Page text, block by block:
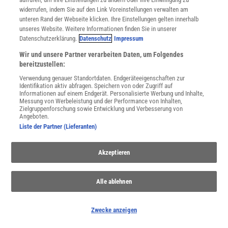
Wenn Sie inhaltliche Anmerkungen zu diesem Artikel haben,
können Sie die Redaktionper E-Mailinformieren. Wir lesen Ihre
Zuschrift, bitten jedoch um Verständnis, dass wir nicht jede
beantworten können.
ARTIKEL ZUM THEMA
widerrufen, indem Sie auf den Link Voreinstellungen verwalten am
unteren Rand der Webseite klicken. Ihre Einstellungen gelten innerhalb
unseres Website. Weitere Informationen finden Sie in unserer
Datenschutzerklärung. Datenschutz Impressum
Wir und unsere Partner verarbeiten Daten, um Folgendes
bereitzustellen:
Verwendung genauer Standortdaten. Endgeräteeigenschaften zur
Identifikation aktiv abfragen. Speichern von oder Zugriff auf
Informationen auf einem Endgerät. Personalisierte Werbung und Inhalte,
Messung von Werbeleistung und der Performance von Inhalten,
Zielgruppenforschung sowie Entwicklung und Verbesserung von
Angeboten.
Liste der Partner (Lieferanten)
Akzeptieren
Alle ablehnen
Zwecke anzeigen